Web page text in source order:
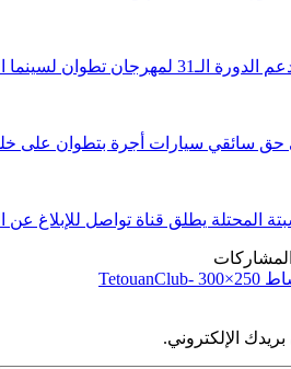
حق سائقي سيارات أجرة بتطوان على
المحتلة يطلق قناة تواصل للإبلاغ عن
الإلكتروني.